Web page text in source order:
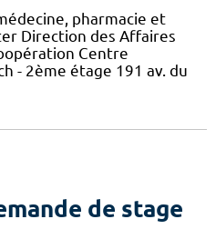
pharmacie et
Direction des Affaires
Centre
- 2ème étage 191 av. du
de stage